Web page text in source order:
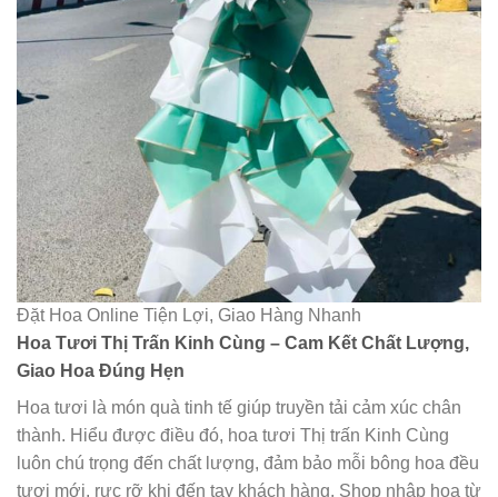
Đặt Hoa Online Tiện Lợi, Giao Hàng Nhanh
Hoa Tươi Thị Trấn Kinh Cùng – Cam Kết Chất Lượng,
Giao Hoa Đúng Hẹn
Hoa tươi là món quà tinh tế giúp truyền tải cảm xúc chân
thành. Hiểu được điều đó, hoa tươi Thị trấn Kinh Cùng
luôn chú trọng đến chất lượng, đảm bảo mỗi bông hoa đều
tươi mới, rực rỡ khi đến tay khách hàng. Shop nhập hoa từ